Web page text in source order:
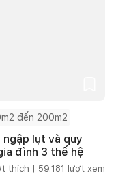
đến 200m2
ngập lụt và quy
đình 3 thế hệ
thích | 59.181 lượt xem